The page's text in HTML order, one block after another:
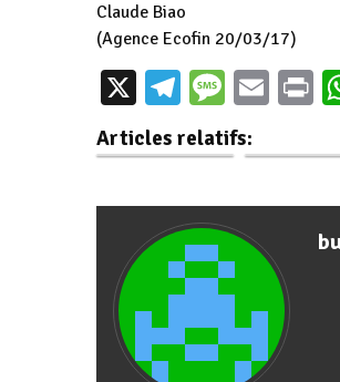
Claude Biao
(Agence Ecofin 20/03/17)
X Telegram
Articles relatifs:
Burundi : Suivi du
la santé…
Les
menacent